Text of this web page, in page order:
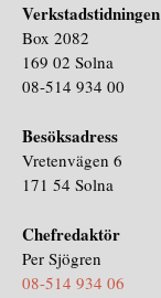
Verkstadstidningen
Box 2082
169 02 Solna
08-514 934 00
Besöksadress
Vretenvägen 6
171 54 Solna
Chefredaktör
Per Sjögren
08-514 934 06